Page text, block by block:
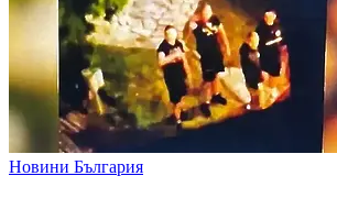
Новини България